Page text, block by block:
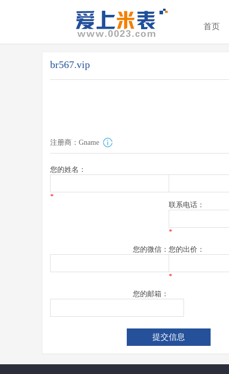
首页
br567.vip
注册商：Gname
您的姓名：
*
联系电话：
*
您的微信： 您的出价：
*
您的邮箱：